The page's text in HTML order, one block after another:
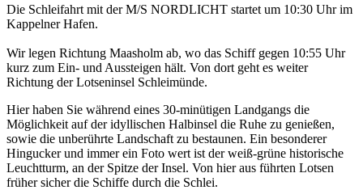
Die Schleifahrt mit der M/S NORDLICHT startet um 10:30 Uhr im
Kappelner Hafen.
Wir legen Richtung Maasholm ab, wo das Schiff gegen 10:55 Uhr
kurz zum Ein- und Aussteigen hält. Von dort geht es weiter
Richtung der Lotseninsel Schleimünde.
Hier haben Sie während eines 30-minütigen Landgangs die
Möglichkeit auf der idyllischen Halbinsel die Ruhe zu genießen,
sowie die unberührte Landschaft zu bestaunen. Ein besonderer
Hingucker und immer ein Foto wert ist der weiß-grüne historische
Leuchtturm, an der Spitze der Insel. Von hier aus führten Lotsen
früher sicher die Schiffe durch die Schlei.